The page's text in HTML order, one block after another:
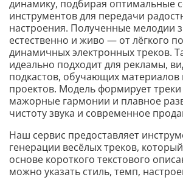
динамику, подбирая оптимальные
инструментов для передачи
настроения. Полученные мелодии
естественно и живо — от лёгкого
динамичных электронных треков.
идеально подходит для рекламы,
подкастов, обучающих материалов
проектов. Модель формирует
мажорные гармонии и плавное
чистоту звука и современное
Наш сервис предоставляет
генерации весёлых треков,
основе короткого текстового
можно указать стиль, темп,